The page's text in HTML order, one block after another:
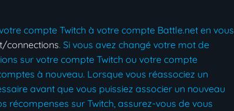
compte Twitch à votre compte Battle.net en vous
connections. Si vous avez changé votre mot de
sur votre compte Twitch ou votre compte
à nouveau. Lorsque vous réassociez un
avant que vous puissiez associer un nouveau
récompenses sur Twitch, assurez-vous de vous